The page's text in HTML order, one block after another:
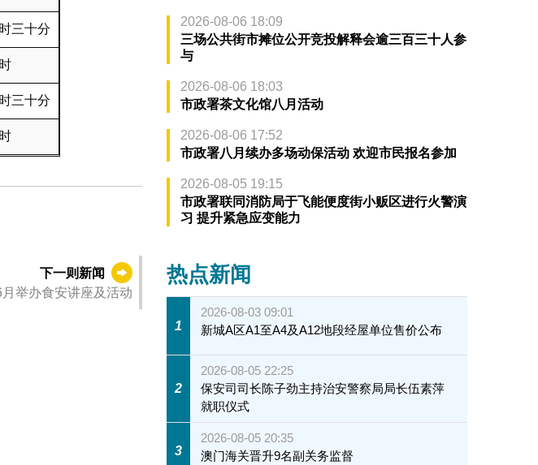
三十分
三十分
下一则新闻
举办食安讲座及活动
2026-08-06 18:09
三场公共街市摊位公开竞投解释会逾三百三十人参
与
2026-08-06 18:03
市政署茶文化馆八月活动
2026-08-06 17:52
市政署八月续办多场动保活动 欢迎市民报名参加
2026-08-05 19:15
市政署联同消防局于飞能便度街小贩区进行火警演
习 提升紧急应变能力
热点新闻
1
2026-08-03 09:01
新城A区A1至A4及A12地段经屋单位售价公布
2
2026-08-05 22:25
保安司司长陈子劲主持治安警察局局长伍素萍
就职仪式
3
2026-08-05 20:35
澳门海关晋升9名副关务监督